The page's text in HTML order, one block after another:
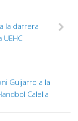
la darrera
Guijarro a la
Calella